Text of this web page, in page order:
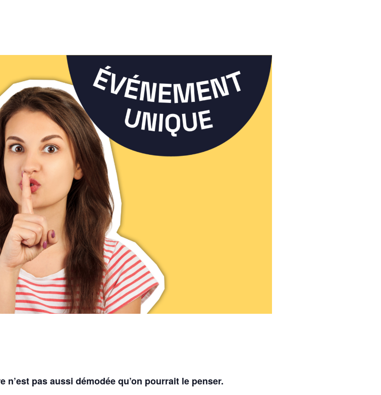
pas aussi démodée qu’on pourrait le penser.